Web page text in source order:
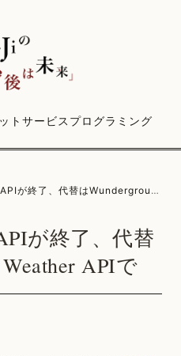
トサービス プログラミング
、代替はWunderground Weather APIで
が終了、代替
APIで